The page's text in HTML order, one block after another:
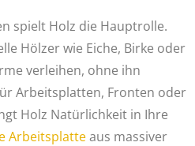
spielt Holz die Hauptrolle.
Hölzer wie Eiche, Birke oder
verleihen, ohne ihn
Arbeitsplatten, Fronten oder
Holz Natürlichkeit in Ihre
Arbeitsplatteaus massiver